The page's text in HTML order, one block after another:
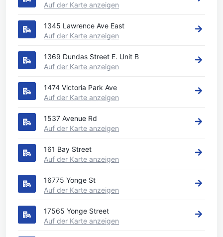
Auf der Karte anzeigen
1345 Lawrence Ave East
Auf der Karte anzeigen
1369 Dundas Street E. Unit B
Auf der Karte anzeigen
1474 Victoria Park Ave
Auf der Karte anzeigen
1537 Avenue Rd
Auf der Karte anzeigen
161 Bay Street
Auf der Karte anzeigen
16775 Yonge St
Auf der Karte anzeigen
17565 Yonge Street
Auf der Karte anzeigen